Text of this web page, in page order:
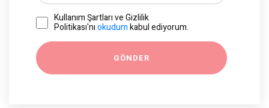
Kullanım Şartları ve Gizlilik
Politikası'nıokudumkabul ediyorum.